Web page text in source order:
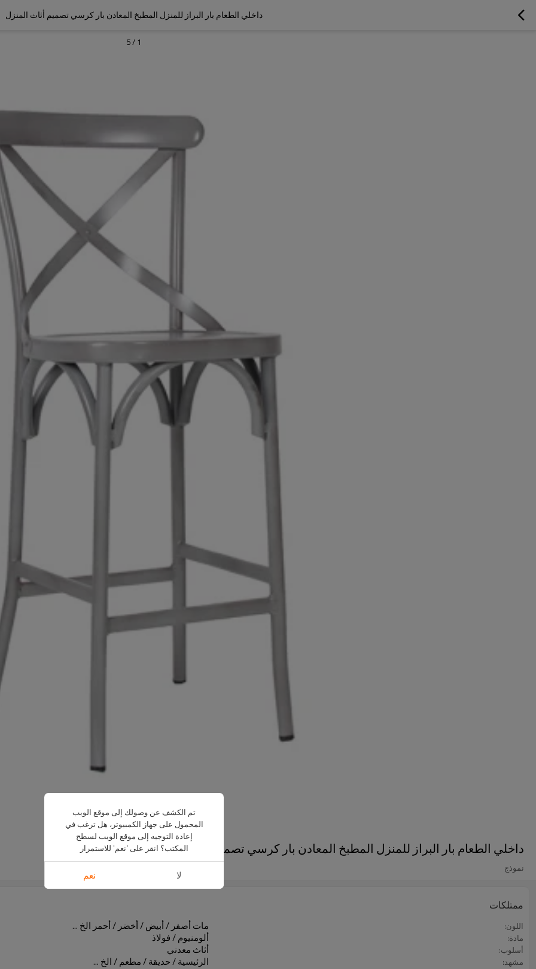
داخلي الطعام بار البراز للمنزل المطبخ المعادن بار كرسي تصميم أثاث المنزل
1
/
5
داخلي الطعام بار البراز للمنزل المطبخ المعادن بار كرسي تصميم أثاث المنزل
نموذج
ممتلكات
اللون: مات أصفر / أبيض / أخضر / أحمر الخ ...
مادة: ألومنيوم / فولاذ
أسلوب: أثاث معدني
مشهد: الرئيسية / حديقة / مطعم / الخ ...
تم الكشف عن وصولك إلى موقع الويب
المحمول على جهاز الكمبيوتر، هل ترغب في
إعادة التوجيه إلى موقع الويب لسطح
المكتب؟ انقر على 'نعم' للاستمرار
لا نعم